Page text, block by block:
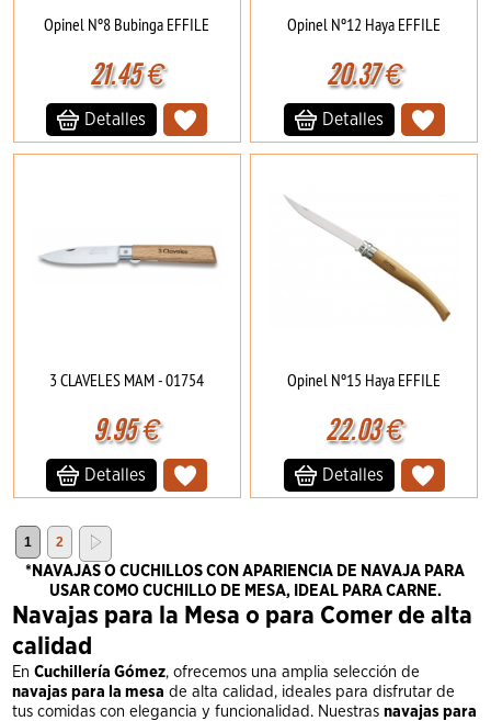
Opinel Nº8 Bubinga EFFILE
21.45€
Detalles
Opinel Nº12 Haya EFFILE
20.37€
Detalles
3 CLAVELES MAM - 01754
9.95€
Detalles
Opinel Nº15 Haya EFFILE
22.03€
Detalles
1 2
*NAVAJAS O CUCHILLOS CON APARIENCIA DE NAVAJA PARA
USAR COMO CUCHILLO DE MESA, IDEAL PARA CARNE.
Navajas para la Mesa o para Comer de alta
calidad
EnCuchillería Gómez, ofrecemos una amplia selección de
navajas para la mesa de alta calidad, ideales para disfrutar de
tus comidas con elegancia y funcionalidad. Nuestrasnavajas para